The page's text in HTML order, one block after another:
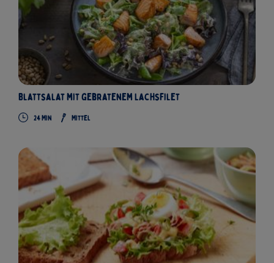
Blattsalat mit gebratenem Lachsfilet
24 Min Mittel